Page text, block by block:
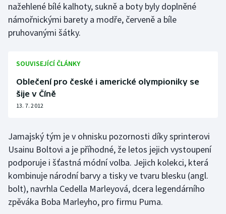
Olympijské hry
Parasport
Plavání
Plážový volejbal
Rychlobruslení
Rychlostní kanoistika
Short track
nažehlené bílé kalhoty, sukně a boty byly doplněné
námořnickými barety a modře, červeně a bíle
pruhovanými šátky.
SOUVISEJÍCÍ ČLÁNKY
Oblečení pro české i americké olympioniky se
šije v Číně
13. 7. 2012
Jamajský tým je v ohnisku pozornosti díky sprinterovi
Usainu Boltovi a je příhodné, že letos jejich vystoupení
podporuje i šťastná módní volba. Jejich kolekci, která
kombinuje národní barvy a tisky ve tvaru blesku (angl.
bolt), navrhla Cedella Marleyová, dcera legendárního
zpěváka Boba Marleyho, pro firmu Puma.